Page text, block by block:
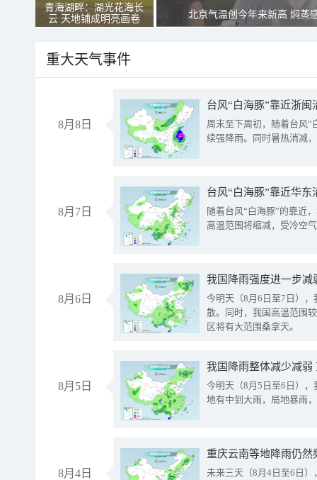
青海湖畔：湖光花海长
云 天地铺成明亮画卷
北京气温创今年来新高 焖蒸
重大天气事件
8月8日
台风“白海豚”靠近浙
周末至下周初，随着台风“
续强降雨。同时暑热消减
8月7日
台风“白海豚”靠近华
随着台风“白海豚”的靠近
高温范围将缩减，受冷空
8月6日
今明天（8月6日至7日）
散。同时，我国高温范围
区将有大范围桑拿天。
8月5日
我国降雨整体减少减弱
今明天（8月5日至6日）
地有中到大雨，局地暴雨
8月4日
重庆云南等地降雨仍然
未来三天（8月4日至6日